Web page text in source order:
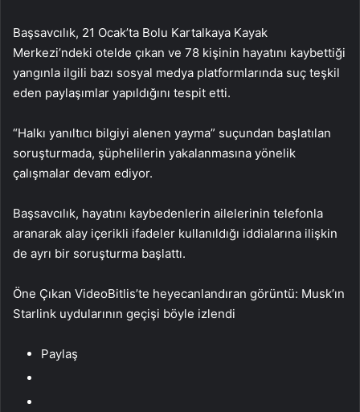
Başsavcılık, 21 Ocak’ta Bolu Kartalkaya Kayak
Merkezi’ndeki otelde çıkan ve 78 kişinin hayatını kaybettiği
yangınla ilgili bazı sosyal medya platformlarında suç teşkil
eden paylaşımlar yapıldığını tespit etti.
“Halkı yanıltıcı bilgiyi alenen yayma” suçundan başlatılan
soruşturmada, şüphelilerin yakalanmasına yönelik
çalışmalar devam ediyor.
Başsavcılık, hayatını kaybedenlerin ailelerinin telefonla
aranarak alay içerikli ifadeler kullanıldığı iddialarına ilişkin
de ayrı bir soruşturma başlattı.
Öne Çıkan VideoBitlis’te heyecanlandıran görüntü: Musk’ın
Starlink uydularının geçişi böyle izlendi
Paylaş